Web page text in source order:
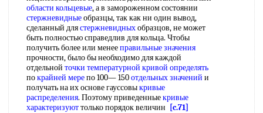
области кольцевые, а в замороженном состоянии
стержневидныеобразцы, так как ни один вывод,
сделанный длястержневидныхобразцов, не может
быть полностью справедлив для кольца. Чтобы
получить более или менееправильные значения
прочности, было бы необходимо для каждой
отдельной точки температурной кривой определять
покрайней мерепо 100— 150отдельных значений и
получать на их основе гауссовыкривые
распределения. Поэтому приведенныекривые
характеризуюттолько порядок величин
[c.71]